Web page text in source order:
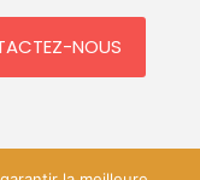
NOUS